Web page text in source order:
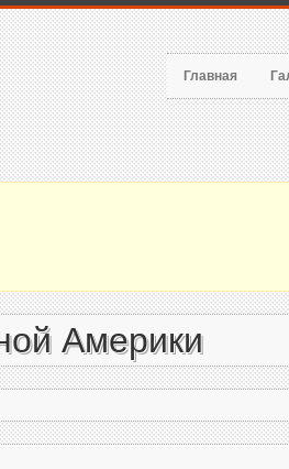
Главная
Америки